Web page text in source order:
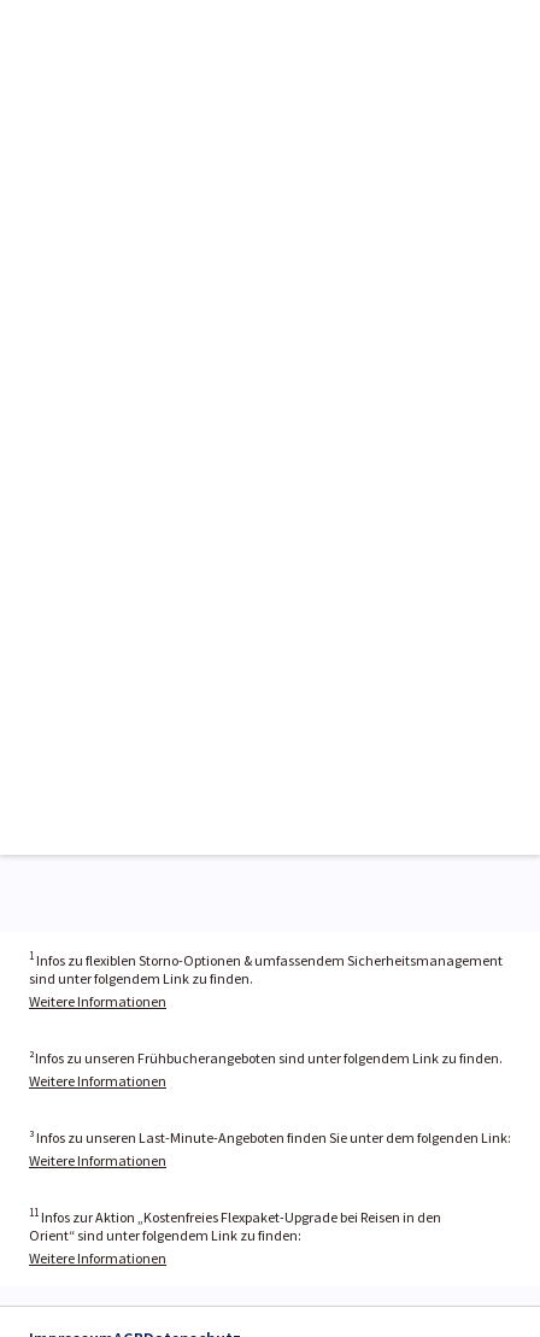
1 Infos zu flexiblen Storno-Optionen & umfassendem Sicherheitsmanagement
sind unter folgendem Link zu finden.
Weitere Informationen
²Infos zu unseren Frühbucherangeboten sind unter folgendem Link zu finden.
Weitere Informationen
³ Infos zu unseren Last-Minute-Angeboten finden Sie unter dem folgenden Link:
Weitere Informationen
11 Infos zur Aktion „Kostenfreies Flexpaket-Upgrade bei Reisen in den
Orient“ sind unter folgendem Link zu finden:
Weitere Informationen